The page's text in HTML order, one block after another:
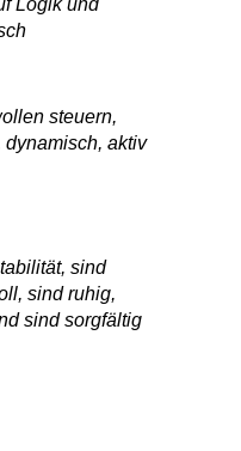
Logik und
steuern,
aktiv
sind
sind ruhig,
sind sorgfältig